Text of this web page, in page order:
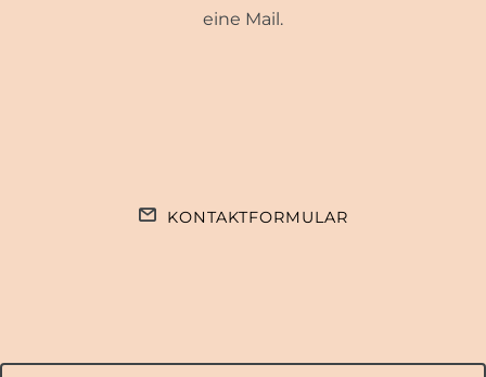
eine Mail.
KONTAKTFORMULAR